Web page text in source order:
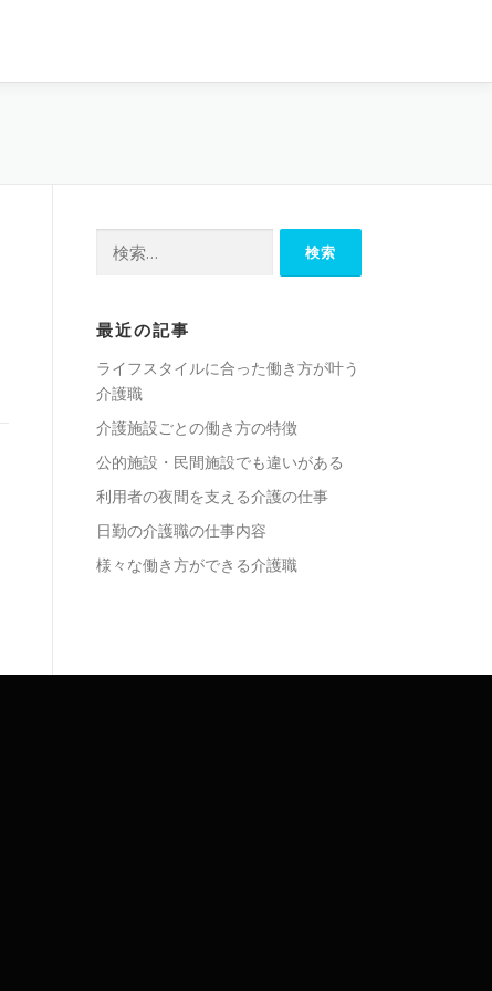
最近の記事
ライフスタイルに合った働き方が叶う
介護職
介護施設ごとの働き方の特徴
公的施設・民間施設でも違いがある
利用者の夜間を支える介護の仕事
日勤の介護職の仕事内容
様々な働き方ができる介護職